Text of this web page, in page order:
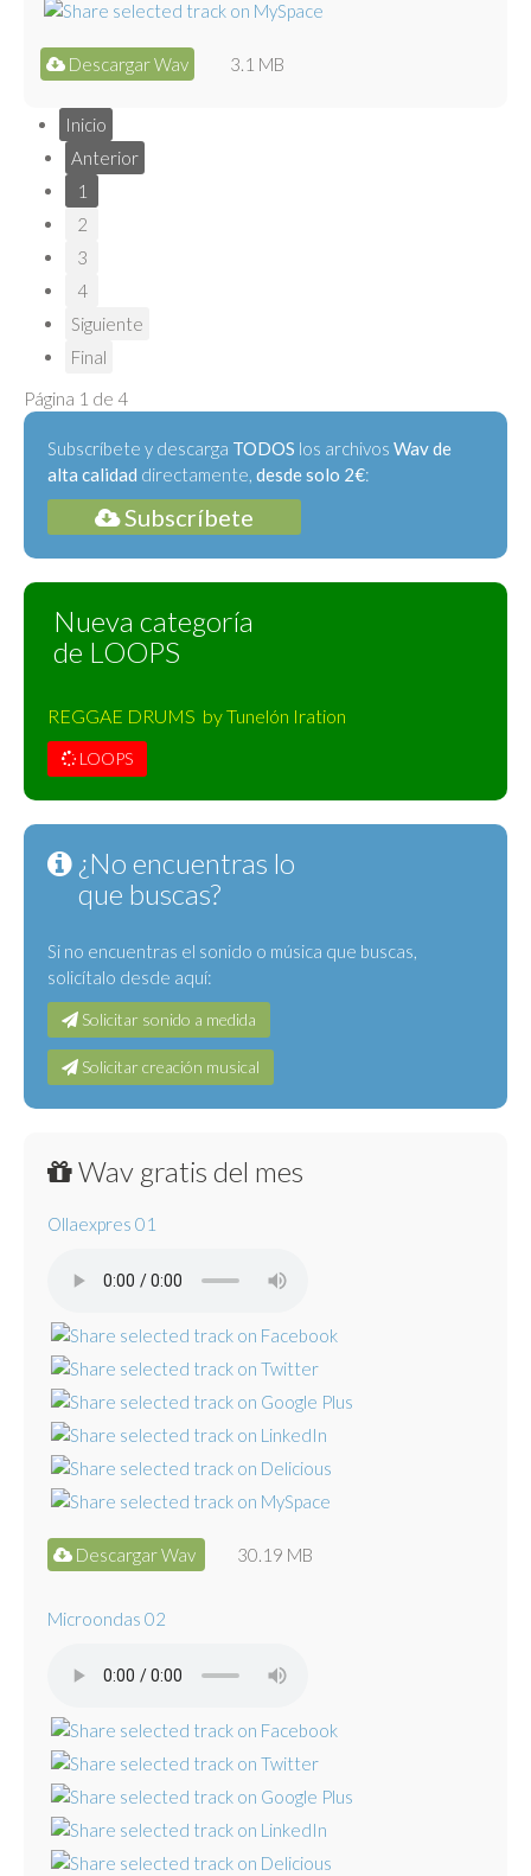
Descargar Wav 3.1 MB
Inicio
Anterior
1
2
3
4
Siguiente
Final
Página 1 de 4
Subscríbete y descarga TODOS los archivos Wav de
alta calidad directamente, desde solo 2€:
Subscríbete
Nueva categoría
de LOOPS
REGGAE DRUMS by Tunelón Iration
LOOPS
¿No encuentras lo
que buscas?
Si no encuentras el sonido o música que buscas,
solicítalo desde aquí:
Solicitar sonido a medida
Solicitar creación musical
Wav gratis del mes
Ollaexpres 01
Descargar Wav 30.19 MB
Microondas 02